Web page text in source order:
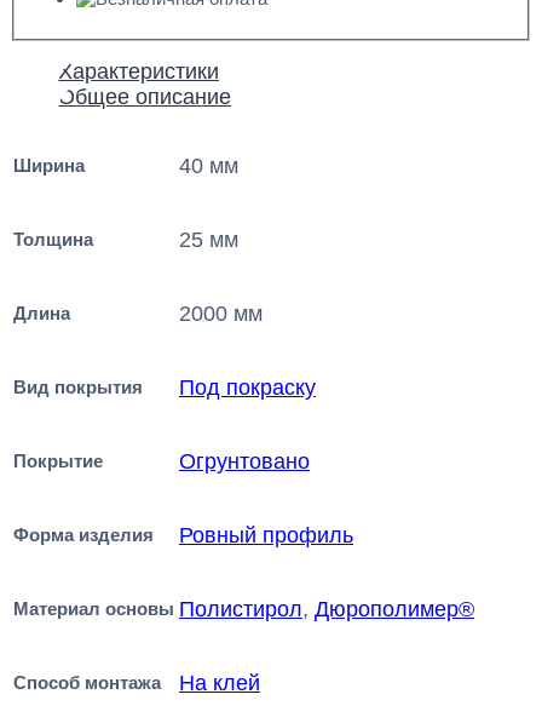
Характеристики
Общее описание
Ширина 40 мм
Толщина 25 мм
Длина 2000 мм
Вид покрытия Под покраску
Покрытие Огрунтовано
Форма изделия Ровный профиль
Материал основы Полистирол, Дюрополимер®
Способ монтажа На клей